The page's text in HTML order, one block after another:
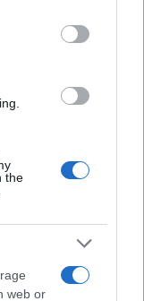
in below Google
the
web or
Προθεσμία
Ξεκίνησε ο
– Πού και πώς
Πώς θα